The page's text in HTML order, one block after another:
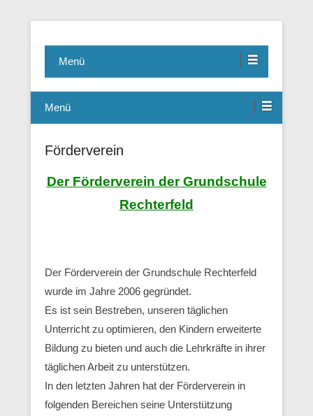
Grundschule Rechterfeld
Menü
Menü
Förderverein
Der Förderverein der Grundschule
Rechterfeld
Der Förderverein der Grundschule Rechterfeld
wurde im Jahre 2006 gegründet.
Es ist sein Bestreben, unseren täglichen
Unterricht zu optimieren, den Kindern erweiterte
Bildung zu bieten und auch die Lehrkräfte in ihrer
täglichen Arbeit zu unterstützen.
In den letzten Jahren hat der Förderverein in
folgenden Bereichen seine Unterstützung